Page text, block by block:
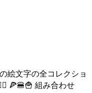
絵文字の全コレクショ
🍕🍔🍟 組み合わせ